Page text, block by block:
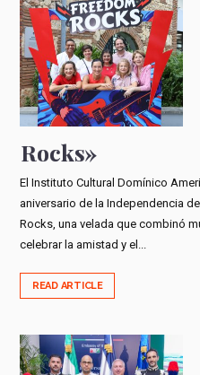
Rocks»
El Instituto Cultural Domínico
aniversario de la Independencia
Rocks, una velada que combinó
celebrar la amistad y el...
READ ARTICLE